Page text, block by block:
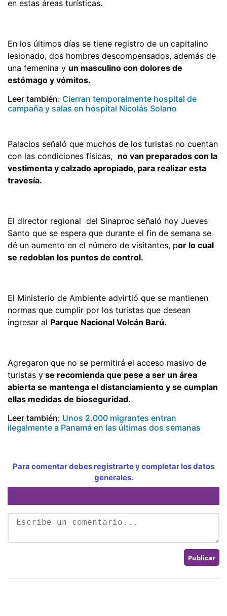
en estas áreas turísticas.
En los últimos días se tiene registro de un capitalino
lesionado, dos hombres descompensados, además de
una femenina y un masculino con dolores de
estómago y vómitos.
Leer también: Cierran temporalmente hospital de
campaña y salas en hospital Nicolás Solano
Palacios señaló que muchos de los turistas no cuentan
con las condiciones físicas, no van preparados con la
vestimenta y calzado apropiado, para realizar esta
travesía.
El director regional del Sinaproc señaló hoy Jueves
Santo que se espera que durante el fin de semana se
dé un aumento en el número de visitantes, por lo cual
se redoblan los puntos de control.
El Ministerio de Ambiente advirtió que se mantienen
normas que cumplir por los turistas que desean
ingresar al Parque Nacional Volcán Barú.
Agregaron que no se permitirá el acceso masivo de
turistas y se recomienda que pese a ser un área
abierta se mantenga el distanciamiento y se cumplan
ellas medidas de bioseguridad.
Leer también: Unos 2.000 migrantes entran
ilegalmente a Panamá en las últimas dos semanas
Para comentar debes registrarte y completar los datos
generales.